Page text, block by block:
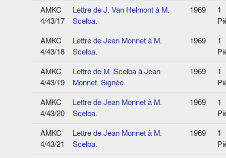
AMKC
4/43/17
Lettre de J. Van Helmont à M.
Scelba.
1969
1
AMKC
4/43/18
Lettre de Jean Monnet à M.
Scelba.
1969
1
AMKC
4/43/19
Lettre de M. Scelba à Jean
Monnet. Signée.
1969
1
AMKC
4/43/20
Lettre de Jean Monnet à M.
Scelba.
1969
1
AMKC
4/43/21
Lettre de Jean Monnet à M.
Scelba.
1969
1